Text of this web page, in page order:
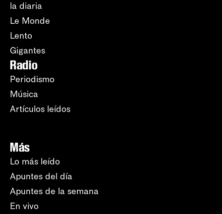
la diaria
Le Monde
Lento
Gigantes
Radio
Periodismo
Música
Artículos leídos
Más
Lo más leído
Apuntes del día
Apuntes de la semana
En vivo